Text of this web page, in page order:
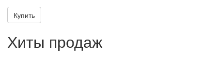
Купить
Хиты продаж